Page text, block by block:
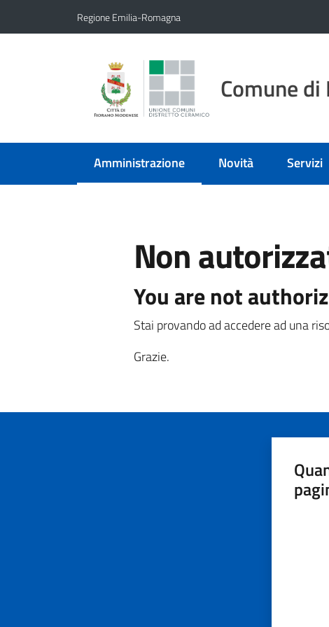
Regione Emilia-Romagna
Comune
Amministrazione
Menu selezionato Novità Servizi
Non
You are not
Stai provando ad accedere ad una
Grazie.